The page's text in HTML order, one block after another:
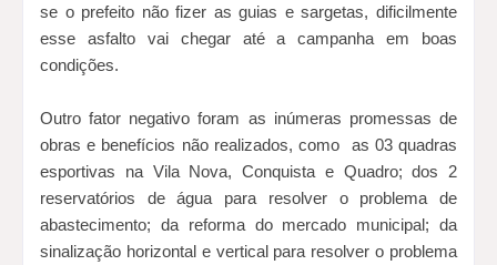
se o prefeito não fizer as guias e sargetas, dificilmente
esse asfalto vai chegar até a campanha em boas
condições.
Outro fator negativo foram as inúmeras promessas de
obras e benefícios não realizados, como as 03 quadras
esportivas na Vila Nova, Conquista e Quadro; dos 2
reservatórios de água para resolver o problema de
abastecimento; da reforma do mercado municipal; da
sinalização horizontal e vertical para resolver o problema